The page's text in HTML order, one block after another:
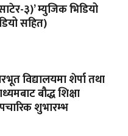
३)’ म्युजिक भिडियो
सहित)
विद्यालयमा शेर्पा तथा
बौद्ध शिक्षा
शुभारम्भ